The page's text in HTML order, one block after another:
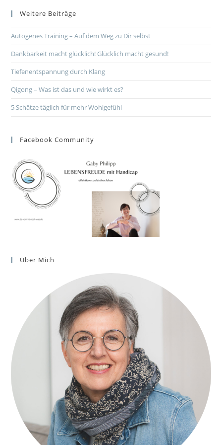
Weitere Beiträge
Autogenes Training – Auf dem Weg zu Dir selbst
Dankbarkeit macht glücklich! Glücklich macht gesund!
Tiefenentspannung durch Klang
Qigong – Was ist das und wie wirkt es?
5 Schätze täglich für mehr Wohlgefühl
Facebook Community
Über Mich